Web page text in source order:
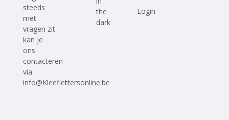
steeds
met
vragen zit
kan je
ons
contacteren
via
info@Kleeflettersonline.be
the
dark
Login